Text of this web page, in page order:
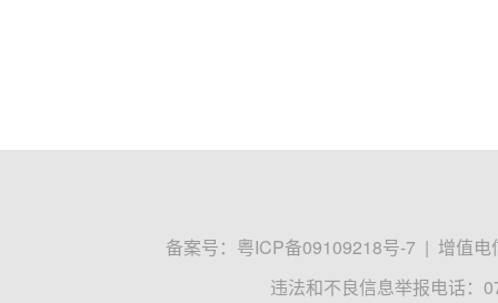
备案号： 粤ICP备09109218号-7 | 增值电
违法和不良信息举报电话：